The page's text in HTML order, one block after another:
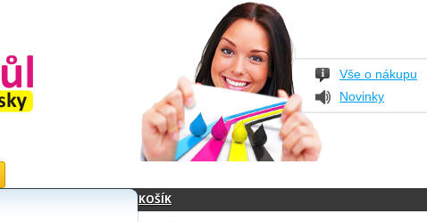
Vše o nákupu
Novinky
KOŠÍK